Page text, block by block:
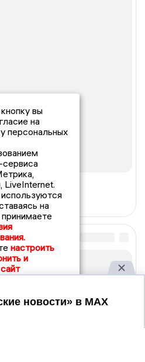
вы
на
персональных
сервиса
LiveInternet.
на
настроить
и